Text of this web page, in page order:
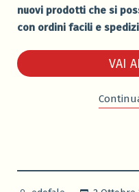
nuovi prodotti che si
con ordini facili e
VAI